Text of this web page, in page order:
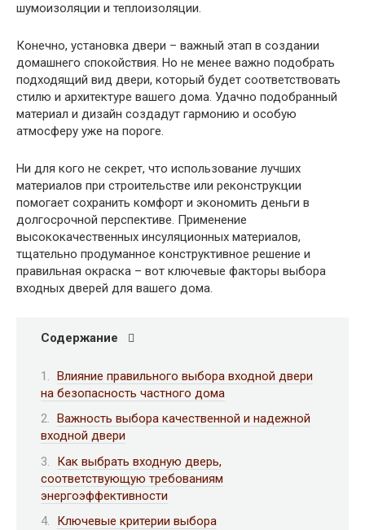
шумоизоляции и теплоизоляции.
Конечно, установка двери – важный этап в создании
домашнего спокойствия. Но не менее важно подобрать
подходящий вид двери, который будет соответствовать
стилю и архитектуре вашего дома. Удачно подобранный
материал и дизайн создадут гармонию и особую
атмосферу уже на пороге.
Ни для кого не секрет, что использование лучших
материалов при строительстве или реконструкции
помогает сохранить комфорт и экономить деньги в
долгосрочной перспективе. Применение
высококачественных инсуляционных материалов,
тщательно продуманное конструктивное решение и
правильная окраска – вот ключевые факторы выбора
входных дверей для вашего дома.
Содержание
Влияние правильного выбора входной двери
на безопасность частного дома
Важность выбора качественной и надежной
входной двери
Как выбрать входную дверь,
соответствующую требованиям
энергоэффективности
Ключевые критерии выбора